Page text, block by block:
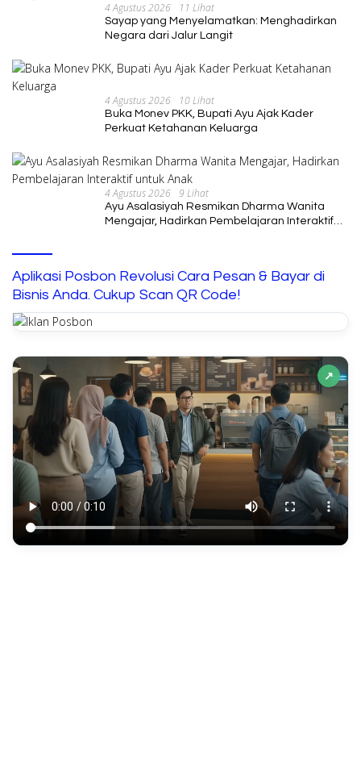
4 Agustus 2026 11 Lihat
Sayap yang Menyelamatkan: Menghadirkan
Negara dari Jalur Langit
4 Agustus 2026 10 Lihat
Buka Monev PKK, Bupati Ayu Ajak Kader
Perkuat Ketahanan Keluarga
4 Agustus 2026 9 Lihat
Ayu Asalasiyah Resmikan Dharma Wanita
Mengajar, Hadirkan Pembelajaran Interaktif
Aplikasi Posbon Revolusi Cara Pesan & Bayar di
Bisnis Anda. Cukup Scan QR Code!
↗